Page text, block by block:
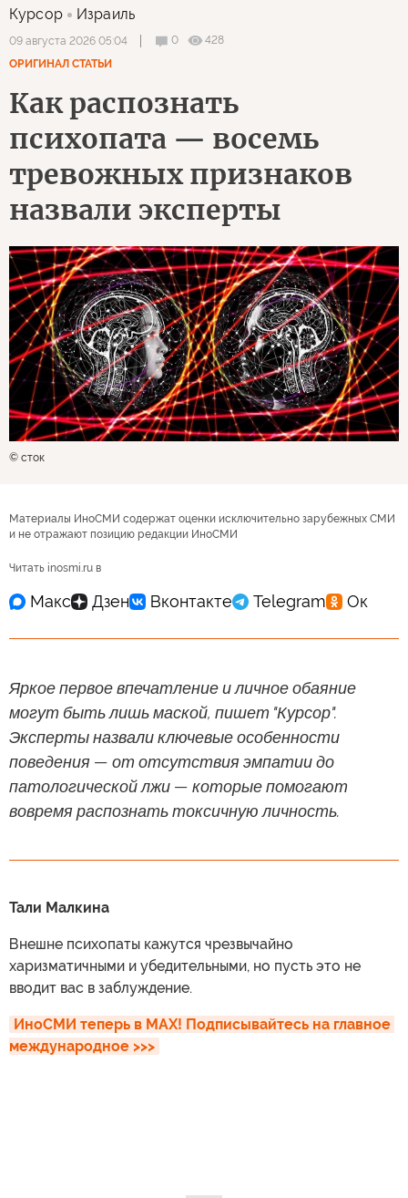
Курсор Израиль
09 августа 2026 05:04 0
428
ОРИГИНАЛ СТАТЬИ
Как распознать
психопата — восемь
тревожных признаков
назвали эксперты
© сток
Материалы ИноСМИ содержат оценки исключительно зарубежных СМИ
и не отражают позицию редакции ИноСМИ
Читать inosmi.ru в
Яркое первое впечатление и личное обаяние
могут быть лишь маской, пишет "Курсор".
Эксперты назвали ключевые особенности
поведения — от отсутствия эмпатии до
патологической лжи — которые помогают
вовремя распознать токсичную личность.
Тали Малкина
Внешне психопаты кажутся чрезвычайно
харизматичными и убедительными, но пусть это не
вводит вас в заблуждение.
ИноСМИ теперь в MAX! Подписывайтесь на главное
международное >>>